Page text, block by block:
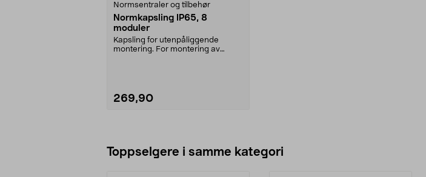
Normsentraler og tilbehør
Normkapsling IP65, 8
moduler
Kapsling for utenpåliggende
montering. For montering av
269,90
Toppselgere i samme kategori